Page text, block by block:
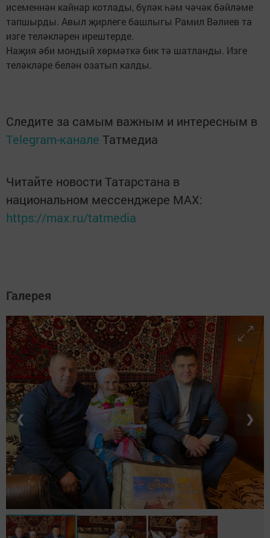
исеменнән кайнар котлады, бүләк һәм чәчәк бәйләме
тапшырды. Авыл җирлеге башлыгы Рамил Вәлиев та
изге теләкләрен ирештерде.
Наҗия әби мондый хөрмәткә бик тә шатланды. Изге
теләкләре белән озатып калды.
Следите за самым важным и интересным в
Telegram-канале Татмедиа
Читайте новости Татарстана в
национальном мессенджере MАХ:
https://max.ru/tatmedia
Галерея
❮ ❯